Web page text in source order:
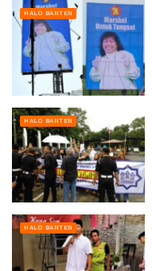
HALO BANTEN
HALO BANTEN
HALO BANTEN